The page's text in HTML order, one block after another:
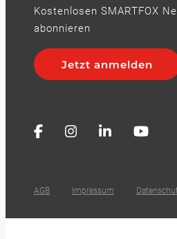
Kostenlosen SMARTFOX
abonnieren
Jetzt anmelden
AGB Impressum